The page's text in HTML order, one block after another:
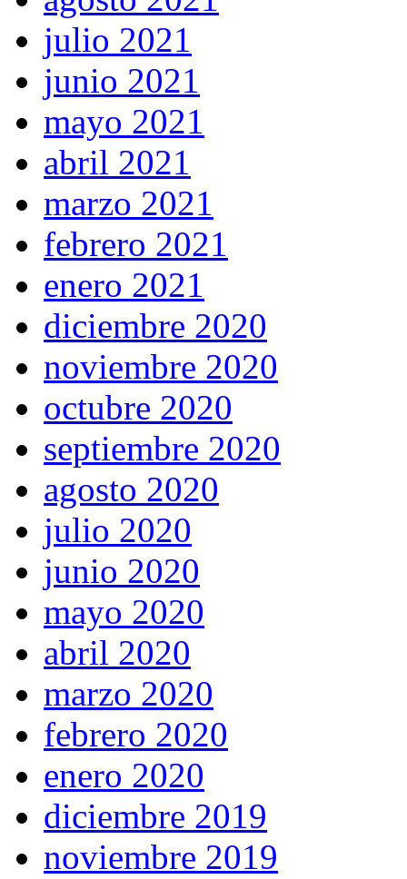
julio 2021
junio 2021
mayo 2021
abril 2021
marzo 2021
febrero 2021
enero 2021
diciembre 2020
noviembre 2020
octubre 2020
septiembre 2020
agosto 2020
julio 2020
junio 2020
mayo 2020
abril 2020
marzo 2020
febrero 2020
enero 2020
diciembre 2019
noviembre 2019